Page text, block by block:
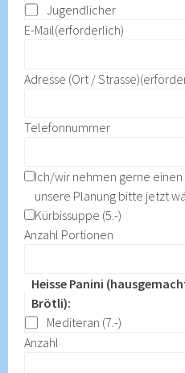
Jugendlicher
E-Mail(erforderlich)
Adresse (Ort / Strasse)
Telefonnummer
Ich/wir nehmen gerne einen
unsere Planung bitte jetzt
Kürbissuppe (5.-)
Anzahl Portionen
Heisse Panini
Brötli):
Mediteran (7.-)
Anzahl